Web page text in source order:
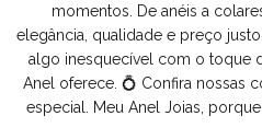
momentos. De anéis a
elegância, qualidade e preço
algo inesquecível com o toque
Anel oferece. 💍 Confira nossas
especial. Meu Anel Joias,